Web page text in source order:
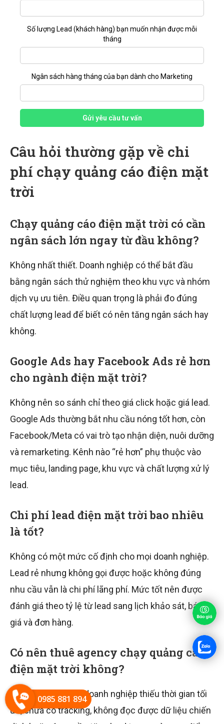
Số lượng Lead (khách hàng) bạn muốn nhận được mỗi
tháng
Ngân sách hàng tháng của bạn dành cho Marketing
Gửi yêu cầu tư vấn
Câu hỏi thường gặp về chi
phí chạy quảng cáo điện mặt
trời
Chạy quảng cáo điện mặt trời có cần
ngân sách lớn ngay từ đầu không?
Không nhất thiết. Doanh nghiệp có thể bắt đầu
bằng ngân sách thử nghiệm theo khu vực và nhóm
dịch vụ ưu tiên. Điều quan trọng là phải đo đúng
chất lượng lead để biết có nên tăng ngân sách hay
không.
Google Ads hay Facebook Ads rẻ hơn
cho ngành điện mặt trời?
Không nên so sánh chỉ theo giá click hoặc giá lead.
Google Ads thường bắt nhu cầu nóng tốt hơn, còn
Facebook/Meta có vai trò tạo nhận diện, nuôi dưỡng
và remarketing. Kênh nào “rẻ hơn” phụ thuộc vào
mục tiêu, landing page, khu vực và chất lượng xử lý
lead.
Chi phí lead điện mặt trời bao nhiêu
là tốt?
Không có một mức cố định cho mọi doanh nghiệp.
Lead rẻ nhưng không gọi được hoặc không đúng
nhu cầu vẫn là chi phí lãng phí. Mức tốt nên được
đánh giá theo tỷ lệ từ lead sang lịch khảo sát, báo
giá và đơn hàng.
Có nên thuê agency chạy quảng cáo
điện mặt trời không?
Nên cân nhắc nếu doanh nghiệp thiếu thời gian tối
ưu, chưa có tracking, không đọc được dữ liệu chiến
0985 881 894